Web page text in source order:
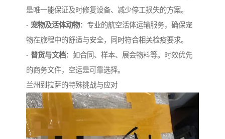
是唯一能保证及时修复设备、减少停工损失的方案。
- 宠物及活体动物：专业的航空活体运输服务，确保宠
物在旅程中的舒适与安全，同时符合相关检疫要求。
- 普货与文档：如合同、样本、展会物料等。时效优先
的商务文件，空运是可靠选择。
兰州到拉萨的特殊挑战与应对